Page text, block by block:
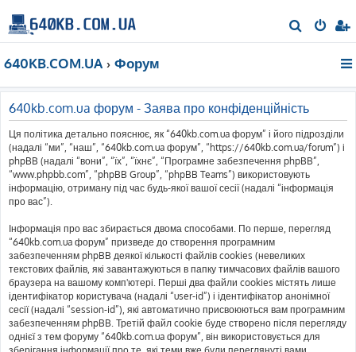
о
640KB.COM.UA Форум
640kb.com.ua форум - Заява про конфіденційність
Ця політика детально пояснює, як “640kb.com.ua форум” і його підрозділи
(надалі “ми”, “наш”, “640kb.com.ua форум”, “https://640kb.com.ua/forum”) і
phpBB (надалі “вони”, “їх”, “їхнє”, “Програмне забезпечення phpBB”,
“www.phpbb.com”, “phpBB Group”, “phpBB Teams”) використовують
інформацію, отриману під час будь-якої вашої сесії (надалі “інформація
про вас”).
Інформація про вас збирається двома способами. По перше, перегляд
“640kb.com.ua форум” призведе до створення програмним
забезпеченням phpBB деякої кількості файлів cookies (невеликих
текстових файлів, які завантажуються в папку тимчасових файлів вашого
браузера на вашому комп'ютері. Перші два файли cookies містять лише
ідентифікатор користувача (надалі “user-id”) і ідентифікатор анонімної
сесії (надалі “session-id”), які автоматично присвоюються вам програмним
забезпеченням phpBB. Третій файл cookie буде створено після перегляду
однієї з тем форуму “640kb.com.ua форум”, він використовується для